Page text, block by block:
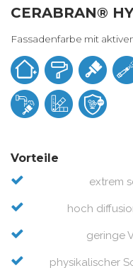
CERABRAN®
Fassadenfarbe mit
Vorteile
extrem
hoch
geringe
physikalischer